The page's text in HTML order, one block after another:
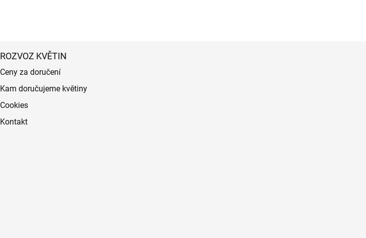
ROZVOZ KVĚTIN
Ceny za doručení
Kam doručujeme květiny
Cookies
Kontakt